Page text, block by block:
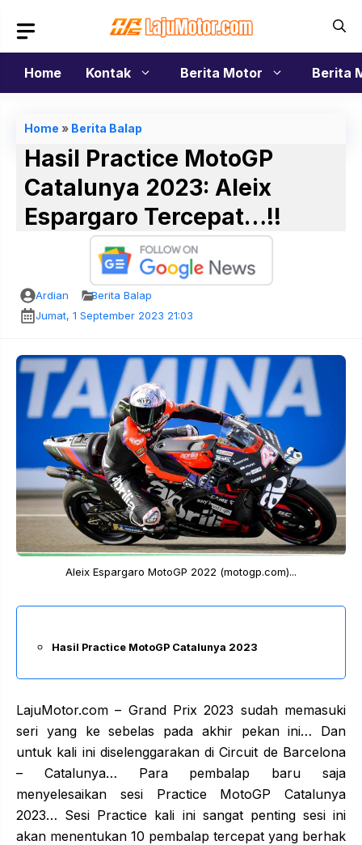
isi
Home
Kontak Berita Motor Berita
Home » Berita Balap
Hasil Practice MotoGP
Catalunya 2023: Aleix
Espargaro Tercepat…!!
Ardian
Berita Balap
Jumat, 1 September 2023 21:03
Aleix Espargaro MotoGP 2022 (motogp.com)...
Hasil Practice MotoGP Catalunya 2023
LajuMotor.com – Grand Prix 2023 sudah memasuki
seri yang ke sebelas pada akhir pekan ini… Dan
untuk kali ini diselenggarakan di Circuit de Barcelona
– Catalunya… Para pembalap baru saja
menyelesaikan sesi Practice MotoGP Catalunya
2023… Sesi Practice kali ini sangat penting sesi ini
akan menentukan 10 pembalap tercepat yang berhak